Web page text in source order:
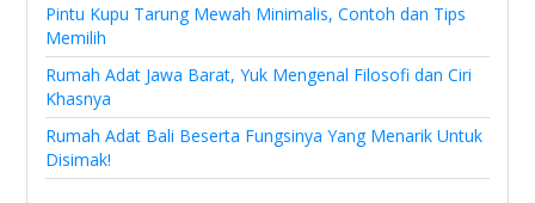
Pintu Kupu Tarung Mewah Minimalis, Contoh dan Tips
Memilih
Rumah Adat Jawa Barat, Yuk Mengenal Filosofi dan Ciri
Khasnya
Rumah Adat Bali Beserta Fungsinya Yang Menarik Untuk
Disimak!